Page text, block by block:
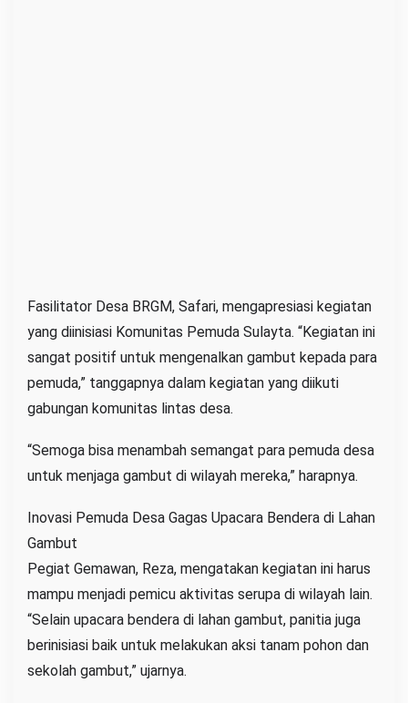
Fasilitator Desa BRGM, Safari, mengapresiasi kegiatan
yang diinisiasi Komunitas Pemuda Sulayta. “Kegiatan ini
sangat positif untuk mengenalkan gambut kepada para
pemuda,” tanggapnya dalam kegiatan yang diikuti
gabungan komunitas lintas desa.
“Semoga bisa menambah semangat para pemuda desa
untuk menjaga gambut di wilayah mereka,” harapnya.
Inovasi Pemuda Desa Gagas Upacara Bendera di Lahan
Gambut
Pegiat Gemawan, Reza, mengatakan kegiatan ini harus
mampu menjadi pemicu aktivitas serupa di wilayah lain.
“Selain upacara bendera di lahan gambut, panitia juga
berinisiasi baik untuk melakukan aksi tanam pohon dan
sekolah gambut,” ujarnya.